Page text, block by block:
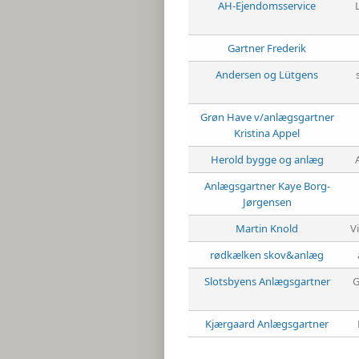
BREGNER, GRÆSSER
OG KRYDDERURTER
FRUGTTRÆER OG
FÆRDIGHÆK
BLOMSTERLØG
MATERIALER
DANSK - LATIN
SIGNATURFORKLARING
HANDELSBETINGELSER
AH-Ejendomsservice
Gartner Frederik
Andersen og Lütgens
Grøn Have v/anlægsgartner
Kristina Appel
Herold bygge og anlæg
Anlægsgartner Kaye Borg-
Jørgensen
Martin Knold
rødkælken skov&anlæg
Slotsbyens Anlægsgartner
Kjærgaard Anlægsgartner